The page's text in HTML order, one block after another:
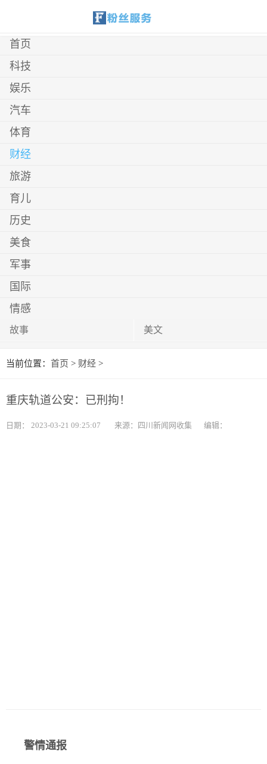
首页
科技
娱乐
汽车
体育
财经
旅游
育儿
历史
美食
军事
国际
情感
故事 美文
当前位置： 首页 > 财经 >
重庆轨道公安：已刑拘！
日期： 2023-03-21 09:25:07 来源：四川新闻网收集 编辑：
警情通报